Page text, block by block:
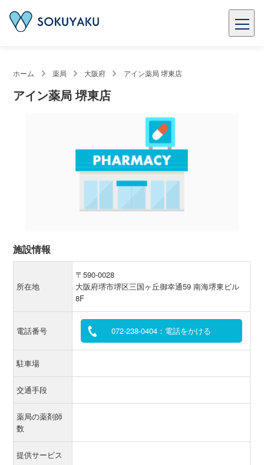
ホーム 薬局 大阪府 アイン薬局 堺東店
アイン薬局 堺東店
施設情報
所在地
〒590-0028
大阪府堺市堺区三国ヶ丘御幸通59 南海堺東ビル
8F
電話番号 072-238-0404：電話をかける
駐車場
交通手段
薬局の薬剤師
数
提供サービス